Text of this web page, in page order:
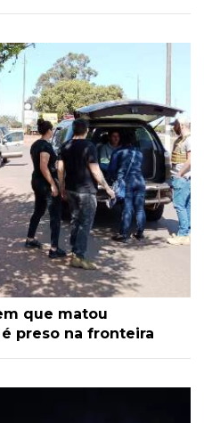
que matou
preso na fronteira